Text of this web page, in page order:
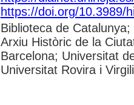
https://doi.org/10.3989/
Biblioteca de
Arxiu Històric de la
Barcelona; Universitat
Universitat Rovira i